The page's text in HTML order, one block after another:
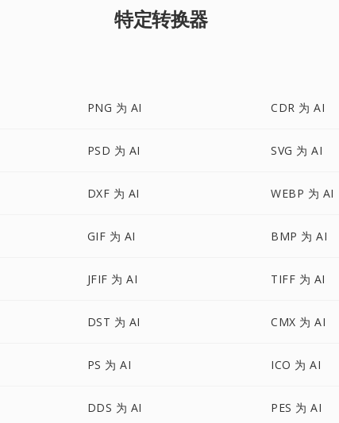
特定转换器
PNG 为 AI CDR 为 AI
PSD 为 AI SVG 为 AI
DXF 为 AI WEBP 为 AI
GIF 为 AI BMP 为 AI
JFIF 为 AI TIFF 为 AI
DST 为 AI CMX 为 AI
PS 为 AI ICO 为 AI
DDS 为 AI PES 为 AI